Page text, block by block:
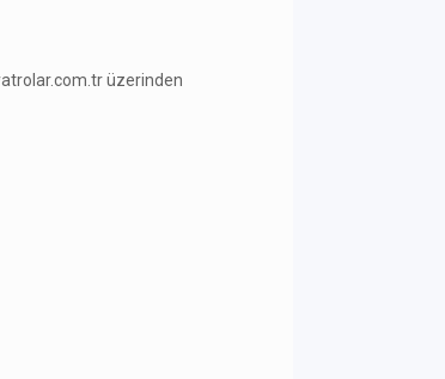
üzerinden